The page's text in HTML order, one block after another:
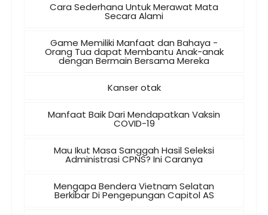
Cara Sederhana Untuk Merawat Mata
Secara Alami
Game Memiliki Manfaat dan Bahaya -
Orang Tua dapat Membantu Anak-anak
dengan Bermain Bersama Mereka
Kanser otak
Manfaat Baik Dari Mendapatkan Vaksin
COVID-19
Mau Ikut Masa Sanggah Hasil Seleksi
Administrasi CPNS? Ini Caranya
Mengapa Bendera Vietnam Selatan
Berkibar Di Pengepungan Capitol AS